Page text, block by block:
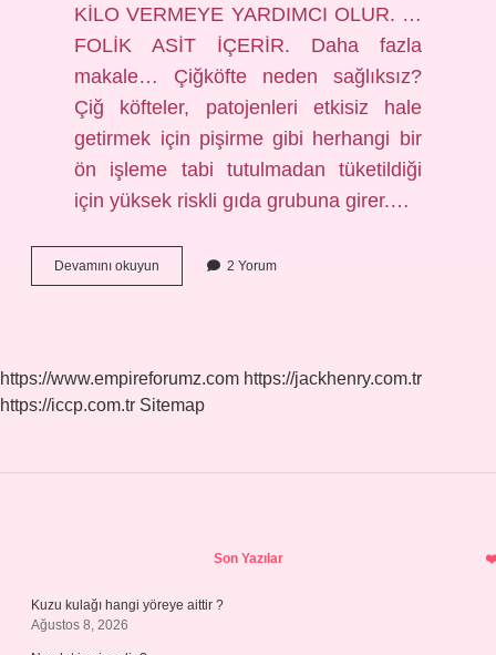
KİLO VERMEYE YARDIMCI OLUR. …
FOLİK ASİT İÇERİR. Daha fazla
makale… Çiğköfte neden sağlıksız?
Çiğ köfteler, patojenleri etkisiz hale
getirmek için pişirme gibi herhangi bir
ön işleme tabi tutulmadan tüketildiği
için yüksek riskli gıda grubuna girer.…
Devamını okuyun
Köftenin
2 Yorum
https://www.empireforumz.com https://jackhenry.com.tr
https://iccp.com.tr Sitemap
Son Yazılar
Kuzu kulağı hangi yöreye aittir ?
Ağustos 8, 2026